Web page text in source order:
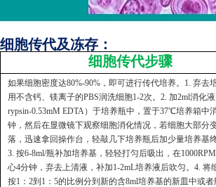
细胞传代及冻存：
细胞传代步骤
如果细胞密度达80%-90%，即可进行传代培养。1. 弃去
用不含钙、镁离子的PBS润洗细胞1-2次。2. 加2ml消化
rypsin-0.53mM EDTA）于培养瓶中，置于37℃培养箱中
钟，然后在显微镜下观察细胞消化情况，若细胞大部分
落，迅速拿回操作台，轻敲几下培养瓶后加少量培养基终
3. 按6-8ml/瓶补加培养基，轻轻打匀后吸出，在
心4分钟，弃去上清液，补加1-2mL培养液后吹匀。4. 将
按1：2到1：5的比例分到新的含8ml培养基的新皿中或者